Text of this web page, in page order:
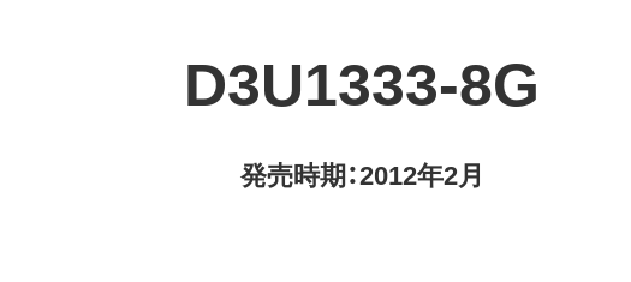
D3U1333-8G
発売時期：2012年2月